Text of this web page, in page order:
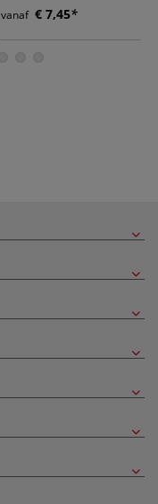
vanaf € 7,45